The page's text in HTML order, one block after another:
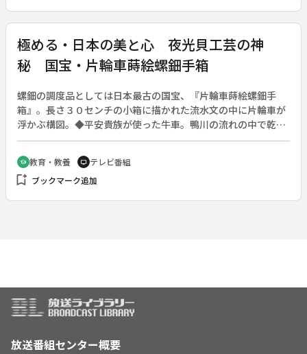
あきらめない。半蔵に従わなかったため、お直は斬られた。事
情を知った忠治は駆けつける。原作・脚本：葉村彰子。北大路
欣也・芸能生活３５周年記念番組。
極める・日本の美と心 夜光貝工芸の神
秘 国宝・片輪車蒔絵螺鈿手箱
螺鈿の調度品としては日本最古の国宝、『片輪車蒔絵螺鈿手
箱』。長さ３０センチの小箱に描かれた流水文の中に片輪車が
浮かぶ構図。◆平安貴族が使った牛車。鴨川の流れの中で乾燥
を防ぐため半輪を水に浸す有様は、当時ごくありふれた風景だ
った。中国から渡った螺鈿技術に徐々に改良を加え、金銀や夜
光貝をあしらう高度な蒔絵螺鈿技術が日本独自のものとして育
っていった。構図も、身近な自然を取り入れながら日本の美意
school 教育・教養 tv テレビ番組
bookmark_add ブックマーク追加
放送番組センター概要